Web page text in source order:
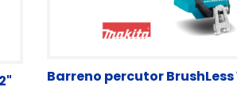
Barreno percutor BrushLess